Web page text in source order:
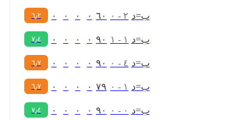
ب=د ٢ - ٠ ٦٠ ٠ ٠ ٠ ٠ ٦٫٢
ب=د ١ - ١ ٩٠ ٠ ٠ ٠ ٠ ٧٫٤
ب=د ٤ - ٠ ٩٠ ٠ ٠ ٠ ٠ ٦٫٧
ب=د ١ - ٠ ٧٩ ٠ ٠ ٠ ٠ ٦٫٧
ب=د ٠ - ٠ ٩٠ ٠ ٠ ٠ ٠ ٧٫٤